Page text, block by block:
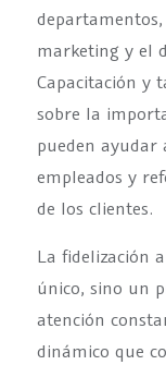
marketing y el
Capacitación y
sobre la
pueden ayudar
empleados y
de los clientes.
La fidelización
único, sino un
atención
dinámico que